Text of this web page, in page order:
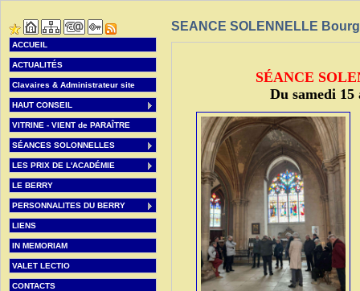
ACCUEIL
ACTUALITÉS
Clavaires & Administrateur site
HAUT CONSEIL
VITRINE - VIENT de PARAÎTRE
SÉANCES SOLONNELLES
LES PRIX DE L'ACADÉMIE
LE BERRY
PERSONNALITES DU BERRY
LIENS
IN MEMORIAM
VALET LECTIO
CONTACTS
SEANCE SOLENNELLE
SÉANCE
Du samedi 15